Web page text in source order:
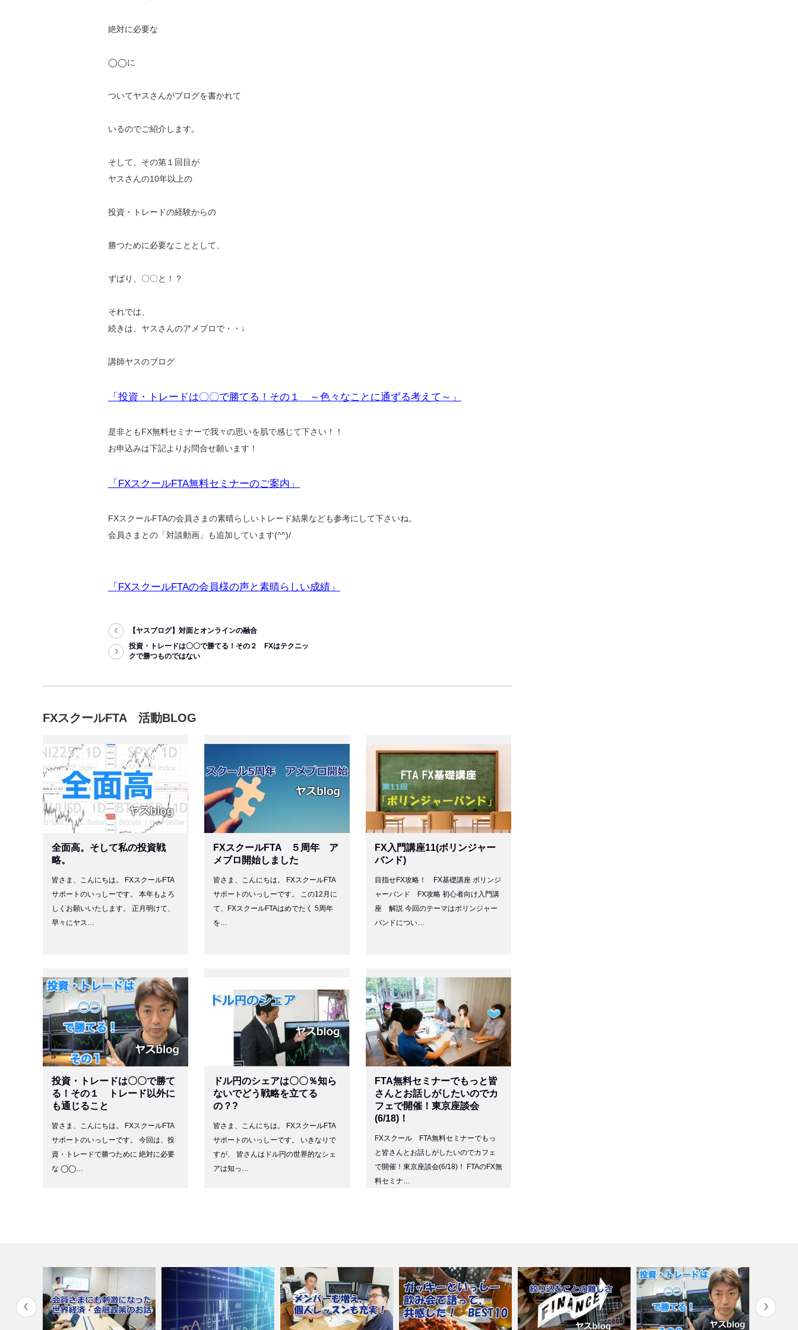
絶対に必要な
◯◯に
ついてヤスさんがブログを書かれて
いるのでご紹介します。
そして、その第１回目が
ヤスさんの10年以上の
投資・トレードの経験からの
勝つために必要なこととして、
ずばり、〇〇と！？
それでは、
続きは、ヤスさんのアメブロで・・↓
講師ヤスのブログ
「投資・トレードは〇〇で勝てる！その１ ～色々なことに通ずる考えて～」
是非ともFX無料セミナーで我々の思いを肌で感じて下さい！！
お申込みは下記よりお問合せ願います！
「FXスクールFTA無料セミナーのご案内」
FXスクールFTAの会員さまの素晴らしいトレード結果なども参考にして下さいね。
会員さまとの「対談動画」も追加しています(^^)/
「FXスクールFTAの会員様の声と素晴らしい成績」
【ヤスブログ】対面とオンラインの融合
投資・トレードは〇〇で勝てる！その２ FXはテクニッ
クで勝つものではない
FXスクールFTA 活動BLOG
全面高。そして私の投資戦
略。
皆さま、こんにちは。 FXスクールFTA
サポートのいっしーです。 本年もよろ
しくお願いいたします。 正月明けて、
早々にヤス…
FXスクールFTA ５周年 ア
メブロ開始しました
皆さま、こんにちは。 FXスクールFTA
サポートのいっしーです。 この12月に
て、FXスクールFTAはめでたく 5周年
を…
FX入門講座11(ボリンジャー
バンド)
目指せFX攻略！ FX基礎講座 ボリンジ
ャーバンド FX攻略 初心者向け入門講
座 解説 今回のテーマはボリンジャー
バンドについ…
投資・トレードは〇〇で勝て
る！その１ トレード以外に
も通じること
皆さま、こんにちは。 FXスクールFTA
サポートのいっしーです。 今回は、投
資・トレードで勝つために 絶対に必要
な ◯◯…
ドル円のシェアは〇〇％知ら
ないでどう戦略を立てる
の？?
皆さま、こんにちは。 FXスクールFTA
サポートのいっしーです。 いきなりで
すが、 皆さんはドル円の世界的なシェ
アは知っ…
FTA無料セミナーでもっと皆
さんとお話しがしたいのでカ
フェで開催！東京座談会
(6/18)！
FXスクール FTA無料セミナーでもっ
と皆さんとお話しがしたいのでカフェ
で開催！東京座談会(6/18)！ FTAのFX無
料セミナ…